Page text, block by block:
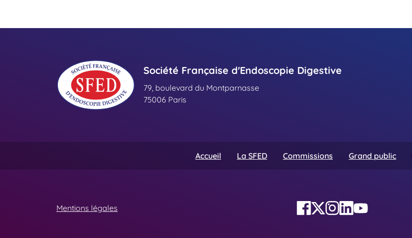
Société Française d'Endoscopie Digestive
79, boulevard du Montparnasse
75006 Paris
Accueil La SFED Commissions Grand public
Mentions légales